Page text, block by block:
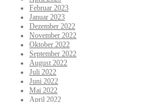
Februar 2023
Januar 2023
Dezember 2022
November 2022
Oktober 2022
September 2022
August 2022
Juli 2022
Juni 2022
Mai 2022
April 2022